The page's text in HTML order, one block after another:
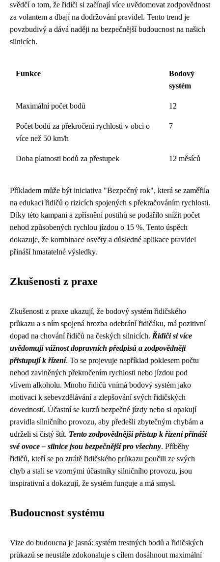
svědčí o tom, že řidiči si začínají více uvědomovat zodpovědnost
za volantem a dbají na dodržování pravidel. Tento trend je
povzbudivý a dává naději na bezpečnější budoucnost na našich
silnicích.
Funkce
Bodový
systém
Maximální počet bodů 12
Počet bodů za překročení rychlosti v obci o
více než 50 km/h
7
Doba platnosti bodů za přestupek 12 měsíců
Příkladem může být iniciativa "Bezpečný rok", která se zaměřila
na edukaci řidičů o rizicích spojených s překračováním rychlosti.
Díky této kampani a zpřísnění postihů se podařilo snížit počet
nehod způsobených rychlou jízdou o 15 %. Tento úspěch
dokazuje, že kombinace osvěty a důsledné aplikace pravidel
přináší hmatatelné výsledky.
Zkušenosti z praxe
Zkušenosti z praxe ukazují, že bodový systém řidičského
průkazu a s ním spojená hrozba odebrání řidičáku, má pozitivní
dopad na chování řidičů na českých silnicích. Řidiči si více
uvědomují vážnost dopravních předpisů a zodpovědněji
přistupují k řízení. To se projevuje například poklesem počtu
nehod zaviněných překročením rychlosti nebo jízdou pod
vlivem alkoholu. Mnoho řidičů vnímá bodový systém jako
motivaci k sebevzdělávání a zlepšování svých řidičských
dovedností. Účastní se kurzů bezpečné jízdy nebo si opakují
pravidla silničního provozu, aby předešli zbytečným chybám a
udrželi si čistý štít. Tento zodpovědnější přístup k řízení přináší
své ovoce – silnice jsou bezpečnější pro všechny. Příběhy
řidičů, kteří se po ztrátě řidičského průkazu poučili ze svých
chyb a stali se vzornými účastníky silničního provozu, jsou
inspirativní a dokazují, že systém funguje a má smysl.
Budoucnost systému
Vize do budoucna je jasná: systém trestných bodů a řidičských
průkazů se neustále zdokonaluje s cílem dosáhnout maximální